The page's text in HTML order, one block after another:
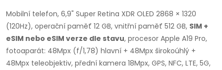
Mobilní telefon, 6,9" Super Retina XDR OLED 2868 × 1320
(120Hz), operační paměť 12 GB, vnitřní paměť 512 GB, SIM +
eSIM nebo eSIM verze dle stavu, procesor Apple A19 Pro,
fotoaparát: 48Mpx (f/1,78) hlavní + 48Mpx širokoúhlý +
48Mpx teleobjektiv, přední kamera 18Mpx, GPS, NFC, LTE, 5G,